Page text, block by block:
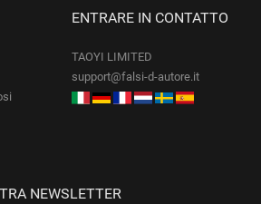
ENTRARE IN CONTATTO
TAOYI LIMITED
support@falsi-d-autore.it
NEWSLETTER